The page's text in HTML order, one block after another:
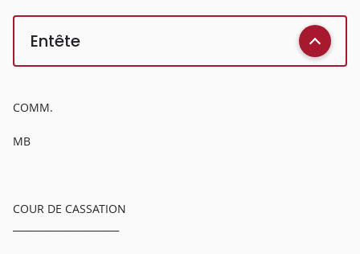
Entête
COMM.
MB
COUR DE CASSATION